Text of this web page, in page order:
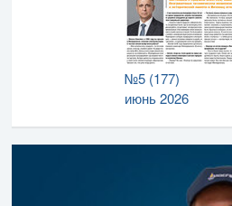
№5 (177)
июнь 2026